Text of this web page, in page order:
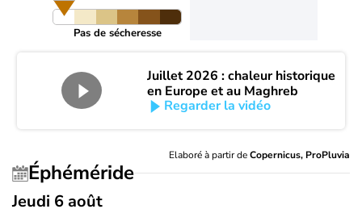
Pas de sécheresse
Juillet 2026 : chaleur historique
en Europe et au Maghreb
Regarder la vidéo
Elaboré à partir deCopernicus, ProPluvia
Éphéméride
Jeudi 6 août